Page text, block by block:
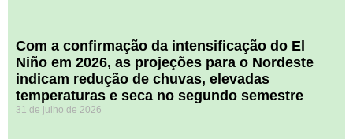
Com a confirmação da intensificação do El
Niño em 2026, as projeções para o Nordeste
indicam redução de chuvas, elevadas
temperaturas e seca no segundo semestre
31 de julho de 2026